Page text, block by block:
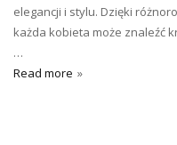
elegancji i stylu. Dzięki
każda kobieta może znaleźć
…
Read more